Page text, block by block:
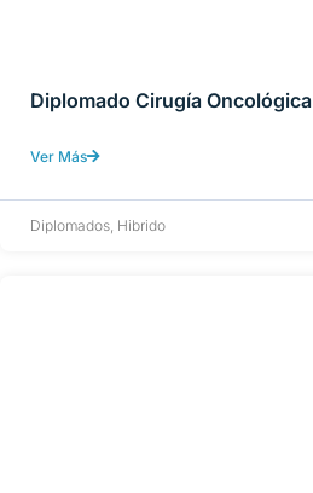
Diplomado Cirugía Oncológica
Ver Más
Diplomados, Hibrido